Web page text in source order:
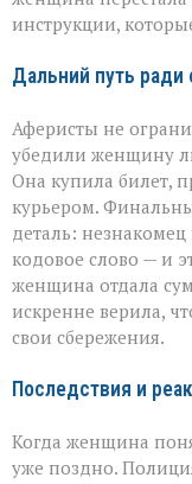
инструкции,
Дальний путь ради
Аферисты не
убедили женщину
Она купила билет,
курьером.
деталь:
кодовое слово — и
женщина отдала
искренне верила,
свои сбережения.
Последствия и
Когда женщина
уже поздно.